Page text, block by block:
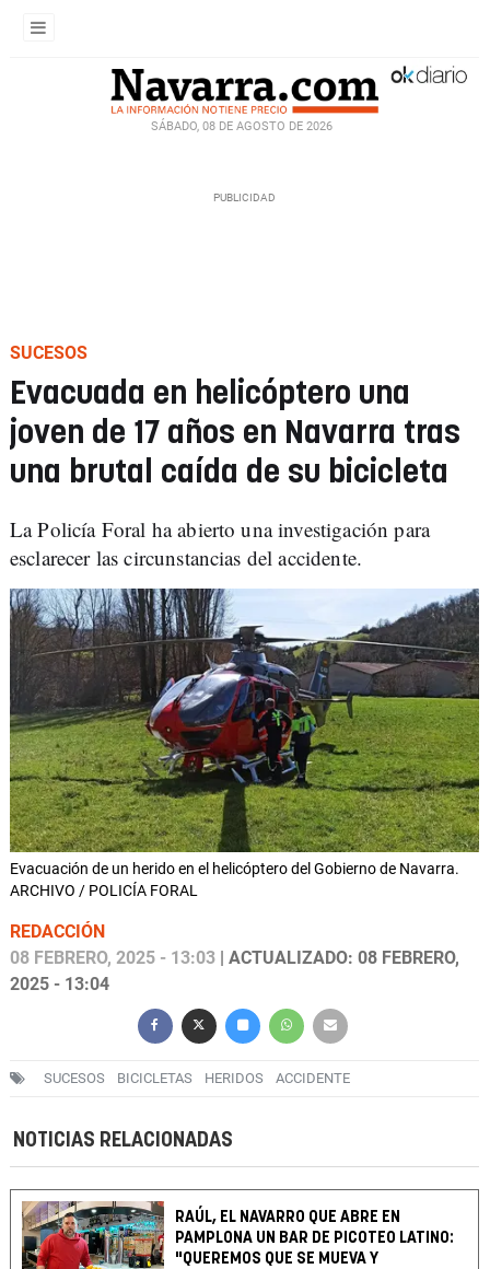
SÁBADO, 08 DE AGOSTO DE 2026
SUCESOS
Evacuada en helicóptero una
joven de 17 años en Navarra tras
una brutal caída de su bicicleta
La Policía Foral ha abierto una investigación para
esclarecer las circunstancias del accidente.
Evacuación de un herido en el helicóptero del Gobierno de Navarra.
ARCHIVO / POLICÍA FORAL
REDACCIÓN
08 FEBRERO, 2025 - 13:03 | ACTUALIZADO: 08 FEBRERO,
2025 - 13:04
SUCESOS BICICLETAS HERIDOS ACCIDENTE
NOTICIAS RELACIONADAS
RAÚL, EL NAVARRO QUE ABRE EN
PAMPLONA UN BAR DE PICOTEO LATINO:
"QUEREMOS QUE SE MUEVA Y